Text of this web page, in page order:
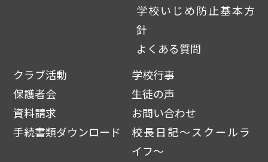
学校いじめ防止基本方
針
よくある質問
クラブ活動
学校行事
保護者会
生徒の声
資料請求
お問い合わせ
手続書類ダウンロード
校長日記～スクールラ
イフ～